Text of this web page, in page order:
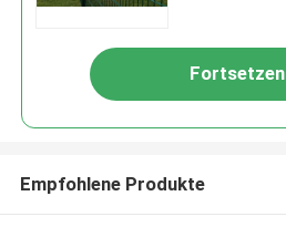
Fortsetzen
Empfohlene Produkte